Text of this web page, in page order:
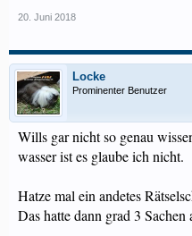
20. Juni 2018
Locke
Prominenter Benutzer
Wills gar nicht so genau
wasser ist es glaube ich nicht.
Hatze mal ein andetes
Das hatte dann grad 3